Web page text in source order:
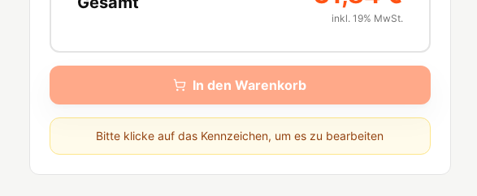
inkl. 19% MwSt.
In den Warenkorb
Bitte klicke auf das Kennzeichen, um es zu bearbeiten